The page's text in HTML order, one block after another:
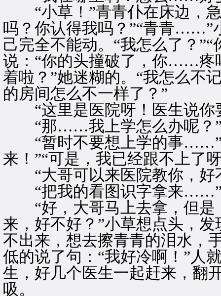
“小草！”青青仆在床边，急
吗？你认得我吗？”“青青……”
己完全不能动。“我怎么了？
说：“你的头撞破了，你……疼
着啦？”她迷糊的。“我怎么不
的房间怎么不一样了？”
“这里是医院呀！医生说
“那……我上学怎么办呢？
“暂时不要想上学的事……”
来！”“可是，我已经跟不上了
“大哥可以来医院教你，好
“把我的看图识字拿来
“好，大哥马上去拿，但是
来，好不好？”小草想点头，
不出来，想去擦青青的泪水
低的说了句：“我好冷啊！”人
生，好几个医生一起赶来，翻
吸。